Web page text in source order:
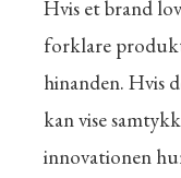
Hvis et brand
forklare
hinanden. Hvis
kan vise
innovationen